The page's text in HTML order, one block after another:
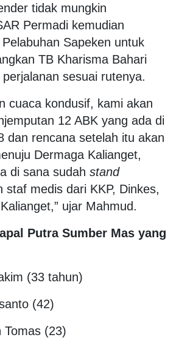
tidak mungkin
Permadi kemudian
Sapeken untuk
TB Kharisma Bahari
sesuai rutenya.
cuaca kondusif, kami akan
12 ABK yang ada di
dan rencana setelah itu akan
Dermaga Kalianget,
di sana sudah stand
medis dari KKP, Dinkes,
ujar Mahmud.
Putra Sumber Mas yang
(33 tahun)
(42)
Tomas (23)